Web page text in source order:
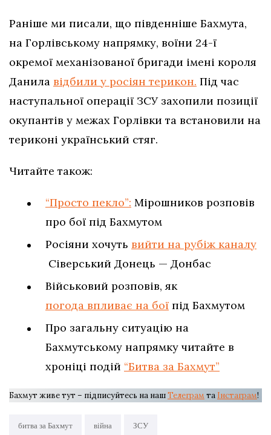
Раніше ми писали, що південніше Бахмута,
на Горлівському напрямку, воїни 24-ї
окремої механізованої бригади імені короля
Данила відбили у росіян терикон. Під час
наступальної операції ЗСУ захопили позиції
окупантів у межах Горлівки та встановили на
териконі український стяг.
Читайте також:
“Просто пекло”: Мірошников розповів
про бої під Бахмутом
Росіяни хочуть вийти на рубіж каналу
Сіверський Донець — Донбас
Військовий розповів, як
погода впливає на бої під Бахмутом
Про загальну ситуацію на
Бахмутському напрямку читайте в
хроніці подій “Битва за Бахмут”
Бахмут живе тут – підписуйтесь на нашТелеграм та Інстаграм!
битва за Бахмут війна ЗСУ